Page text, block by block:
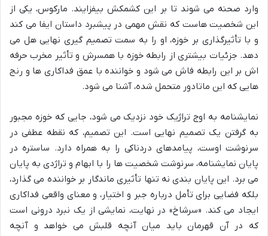
وارد صحنه می شوند تا بر این کشمکش بیفزایند. مارکوس، یکی از
این شخصیت هاست که نقش مهمی در پیشبرد داستان ایفا می کند
و با تأثیرگذاری بر خوزه، او را به سمت تصمیم گیری نهایی هل می
دهد. جزئیات بیشتری از رابطه خوزه با همسرش و تأثیر مخرب حرفه
اش بر این رابطه فاش می شود و خواننده با عمق فداکاری ها و رنج
هایی که این ماتادور متحمل شده، آشنا می شود.
نمایشنامه به اوج تراژیک خود نزدیک می شود، جایی که خوزه مجبور
به گرفتن یک تصمیم نهایی است. این تصمیم، که نقطه عطفی در
سرنوشت اوست، پیامدهای دردناکی را به همراه دارد. ساستره در
پایان نمایشنامه، سرنوشت شخصیت ها را با ابهام و تراژدی به پایان
می برد. این پایان بندی نه تنها تأثیری ماندگار بر خواننده می گذارد،
بلکه فضایی برای تأمل درباره جبر و اختیار، و معنای واقعی فداکاری
ایجاد می کند. «سرشاخ» در نهایت، نمایشی از یک نبرد درونی است
که در آن قهرمان باید میان آنچه قلبش می خواهد و آنچه